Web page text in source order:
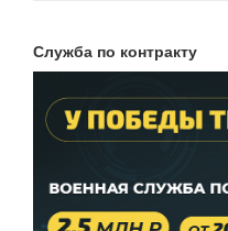
Служба по контракту